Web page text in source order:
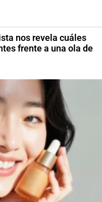
nos revela cuáles
frente a una ola de